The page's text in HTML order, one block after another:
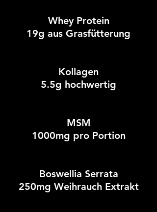
Whey Protein
19g aus Grasfütterung
Kollagen
5.5g hochwertig
MSM
1000mg pro Portion
Boswellia Serrata
250mg Weihrauch Extrakt